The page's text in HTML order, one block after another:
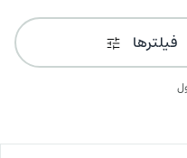
فیلترها